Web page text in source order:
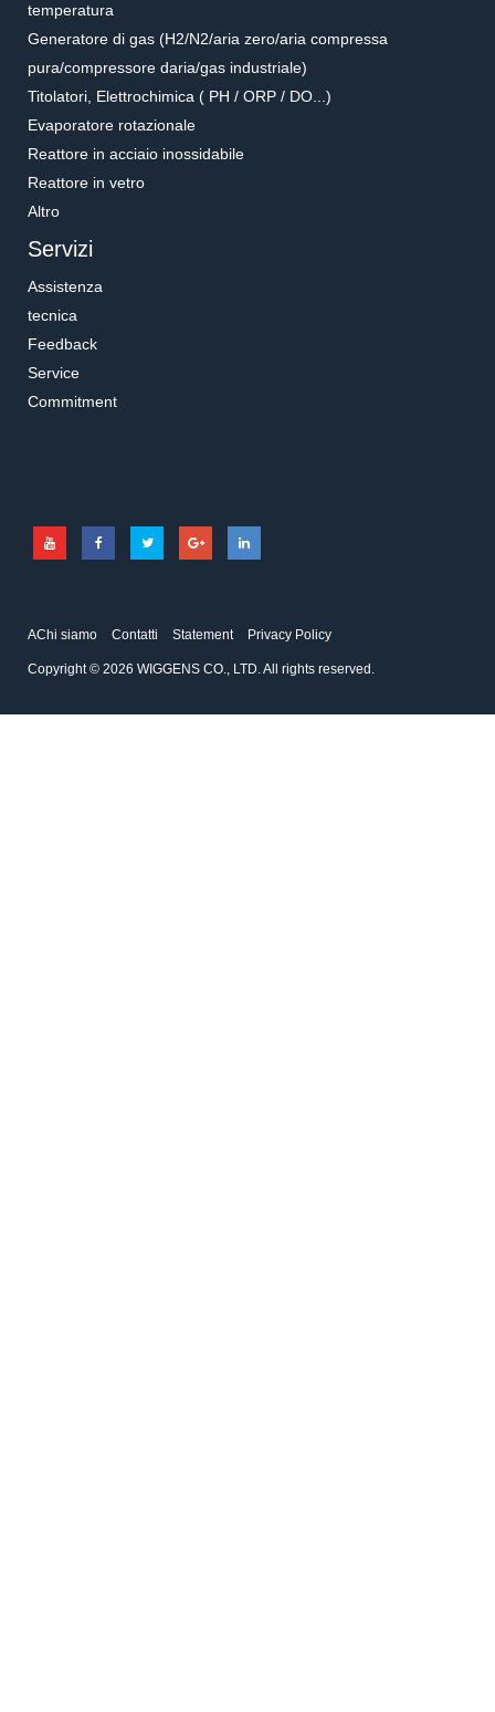
temperatura
Generatore di gas (H2/N2/aria zero/aria compressa
pura/compressore daria/gas industriale)
Titolatori, Elettrochimica ( PH / ORP / DO...)
Evaporatore rotazionale
Reattore in acciaio inossidabile
Reattore in vetro
Altro
Servizi
Assistenza
tecnica
Feedback
Service
Commitment
AChi siamo Contatti Statement Privacy Policy
Copyright © 2026 WIGGENS CO., LTD. All rights reserved.